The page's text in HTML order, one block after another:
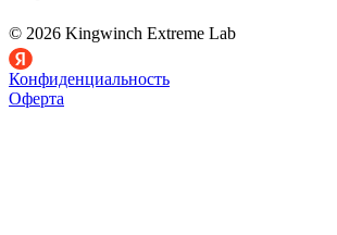
© 2026 Kingwinch Extreme Lab
Конфиденциальность
Оферта